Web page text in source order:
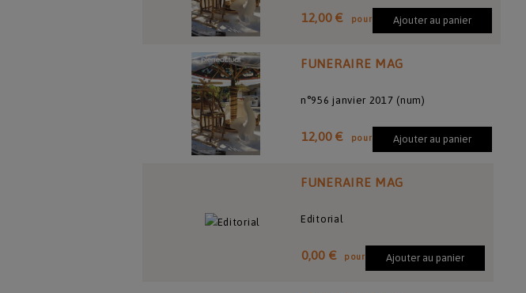
12,00 € pour Ajouter au panier
FUNERAIRE MAG
n°956 janvier 2017 (num)
12,00 € pour Ajouter au panier
FUNERAIRE MAG
Editorial
0,00 € pour Ajouter au panier